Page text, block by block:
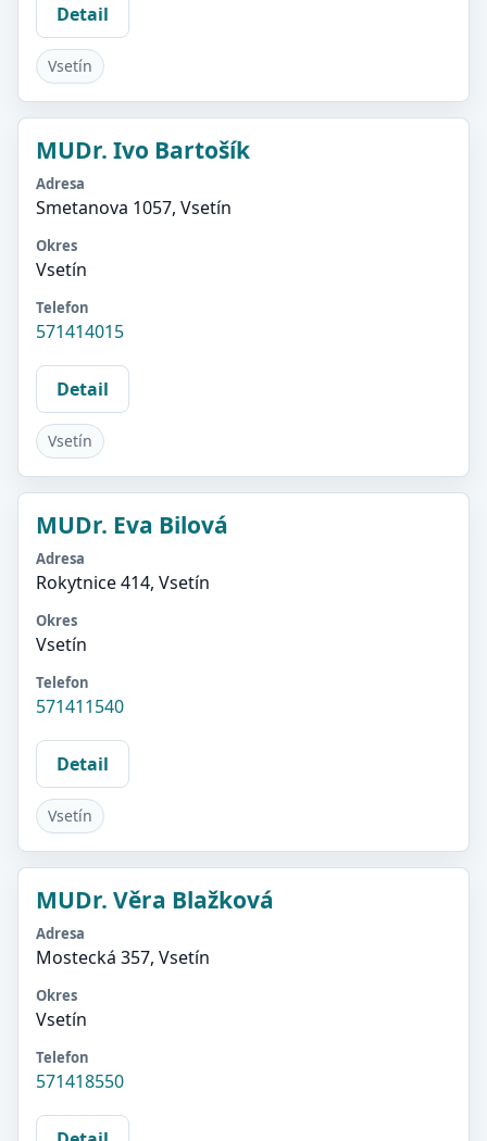
Detail
Vsetín
MUDr. Ivo Bartošík
Adresa
Smetanova 1057, Vsetín
Okres
Vsetín
Telefon
571414015
Detail
Vsetín
MUDr. Eva Bilová
Adresa
Rokytnice 414, Vsetín
Okres
Vsetín
Telefon
571411540
Detail
Vsetín
MUDr. Věra Blažková
Adresa
Mostecká 357, Vsetín
Okres
Vsetín
Telefon
571418550